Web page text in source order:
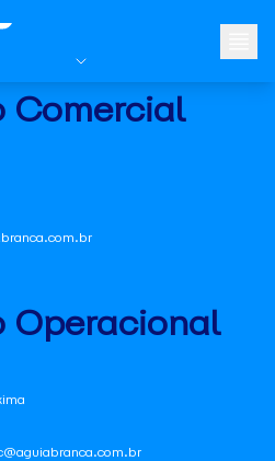
Comercial
Operacional